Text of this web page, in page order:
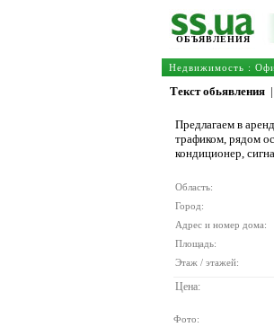
ОБЪЯВЛЕНИЯ
Недвижимость :
Текст обьявления |
Предлагаем в
трафиком, рядом
кондиционер,
Область:
Город:
Адрес и номер дома:
Площадь:
Этаж / этажей:
Цена:
Фото: